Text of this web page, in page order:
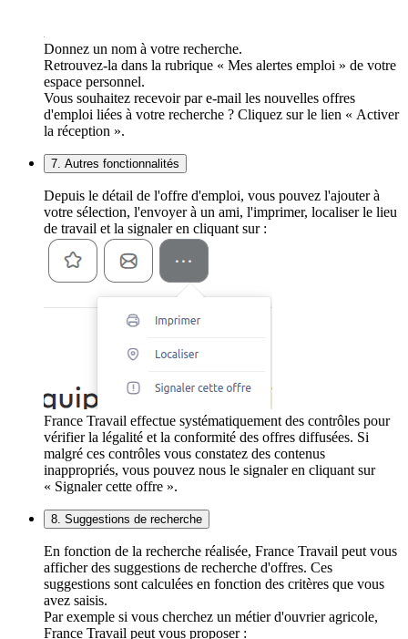
Donnez un nom à votre recherche.
Retrouvez-la dans la rubrique « Mes alertes emploi » de votre
espace personnel.
Vous souhaitez recevoir par e-mail les nouvelles offres
d'emploi liées à votre recherche ? Cliquez sur le lien « Activer
la réception ».
7. Autres fonctionnalités
Depuis le détail de l'offre d'emploi, vous pouvez l'ajouter à
votre sélection, l'envoyer à un ami, l'imprimer, localiser le lieu
de travail et la signaler en cliquant sur :
France Travail effectue systématiquement des contrôles pour
vérifier la légalité et la conformité des offres diffusées. Si
malgré ces contrôles vous constatez des contenus
inappropriés, vous pouvez nous le signaler en cliquant sur
« Signaler cette offre ».
8. Suggestions de recherche
En fonction de la recherche réalisée, France Travail peut vous
afficher des suggestions de recherche d'offres. Ces
suggestions sont calculées en fonction des critères que vous
avez saisis.
Par exemple si vous cherchez un métier d'ouvrier agricole,
France Travail peut vous proposer :